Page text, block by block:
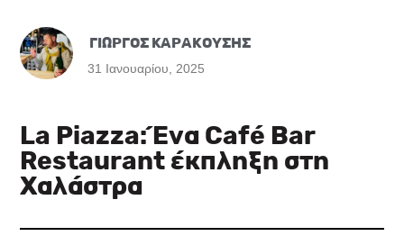
ΓΙΩΡΓΟΣ ΚΑΡΑΚΟΥΣΗΣ
31 Ιανουαρίου, 2025
La Piazza: Ένα Café Bar
Restaurant έκπληξη στη
Χαλάστρα